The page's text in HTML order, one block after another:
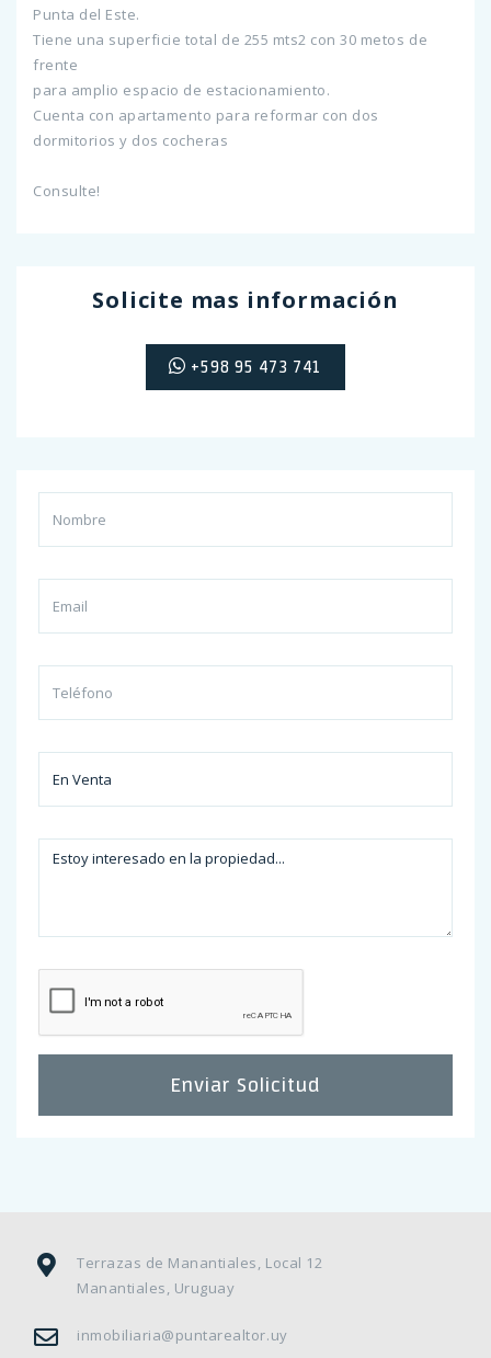
Punta del Este.
Tiene una superficie total de 255 mts2 con 30 metos de
frente
para amplio espacio de estacionamiento.
Cuenta con apartamento para reformar con dos
dormitorios y dos cocheras
Consulte!
Solicite mas información
+598 95 473 741
Enviar Solicitud
Terrazas de Manantiales, Local 12
Manantiales, Uruguay
inmobiliaria@puntarealtor.uy